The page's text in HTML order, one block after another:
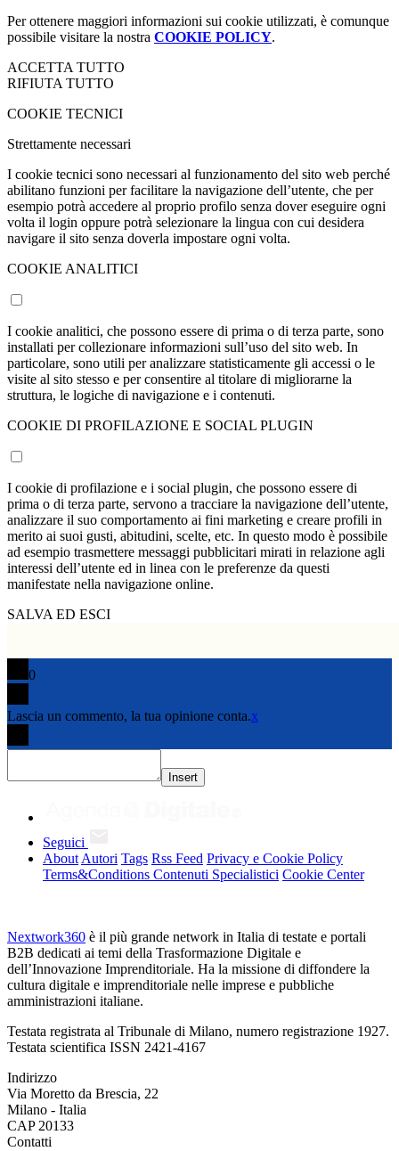
Per ottenere maggiori informazioni sui cookie utilizzati, è comunque
possibile visitare la nostra COOKIE POLICY.
ACCETTA TUTTO
RIFIUTA TUTTO
COOKIE TECNICI
Strettamente necessari
I cookie tecnici sono necessari al funzionamento del sito web perché
abilitano funzioni per facilitare la navigazione dell’utente, che per
esempio potrà accedere al proprio profilo senza dover eseguire ogni
volta il login oppure potrà selezionare la lingua con cui desidera
navigare il sito senza doverla impostare ogni volta.
COOKIE ANALITICI
I cookie analitici, che possono essere di prima o di terza parte, sono
installati per collezionare informazioni sull’uso del sito web. In
particolare, sono utili per analizzare statisticamente gli accessi o le
visite al sito stesso e per consentire al titolare di migliorarne la
struttura, le logiche di navigazione e i contenuti.
COOKIE DI PROFILAZIONE E SOCIAL PLUGIN
I cookie di profilazione e i social plugin, che possono essere di
prima o di terza parte, servono a tracciare la navigazione dell’utente,
analizzare il suo comportamento ai fini marketing e creare profili in
merito ai suoi gusti, abitudini, scelte, etc. In questo modo è possibile
ad esempio trasmettere messaggi pubblicitari mirati in relazione agli
interessi dell’utente ed in linea con le preferenze da questi
manifestate nella navigazione online.
SALVA ED ESCI
0
Lascia un commento, la tua opinione conta.x
Insert
Seguici
AboutAutori Tags Rss Feed Privacy e Cookie Policy
Terms&Conditions Contenuti Specialistici Cookie Center
Nextwork360 è il più grande network in Italia di testate e portali
B2B dedicati ai temi della Trasformazione Digitale e
dell’Innovazione Imprenditoriale. Ha la missione di diffondere la
cultura digitale e imprenditoriale nelle imprese e pubbliche
amministrazioni italiane.
Testata registrata al Tribunale di Milano, numero registrazione 1927.
Testata scientifica ISSN 2421-4167
Indirizzo
Via Moretto da Brescia, 22
Milano - Italia
CAP 20133
Contatti